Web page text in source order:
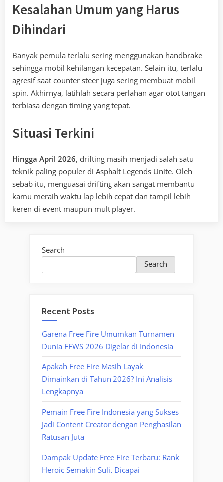
Kesalahan Umum yang Harus
Dihindari
Banyak pemula terlalu sering menggunakan handbrake
sehingga mobil kehilangan kecepatan. Selain itu, terlalu
agresif saat counter steer juga sering membuat mobil
spin. Akhirnya, latihlah secara perlahan agar otot tangan
terbiasa dengan timing yang tepat.
Situasi Terkini
Hingga April 2026, drifting masih menjadi salah satu
teknik paling populer di Asphalt Legends Unite. Oleh
sebab itu, menguasai drifting akan sangat membantu
kamu meraih waktu lap lebih cepat dan tampil lebih
keren di event maupun multiplayer.
Search
Search
Recent Posts
Garena Free Fire Umumkan Turnamen
Dunia FFWS 2026 Digelar di Indonesia
Apakah Free Fire Masih Layak
Dimainkan di Tahun 2026? Ini Analisis
Lengkapnya
Pemain Free Fire Indonesia yang Sukses
Jadi Content Creator dengan Penghasilan
Ratusan Juta
Dampak Update Free Fire Terbaru: Rank
Heroic Semakin Sulit Dicapai